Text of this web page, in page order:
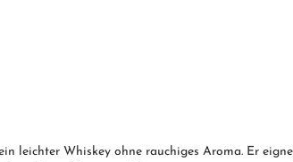
leichter Whiskey ohne rauchiges Aroma. Er